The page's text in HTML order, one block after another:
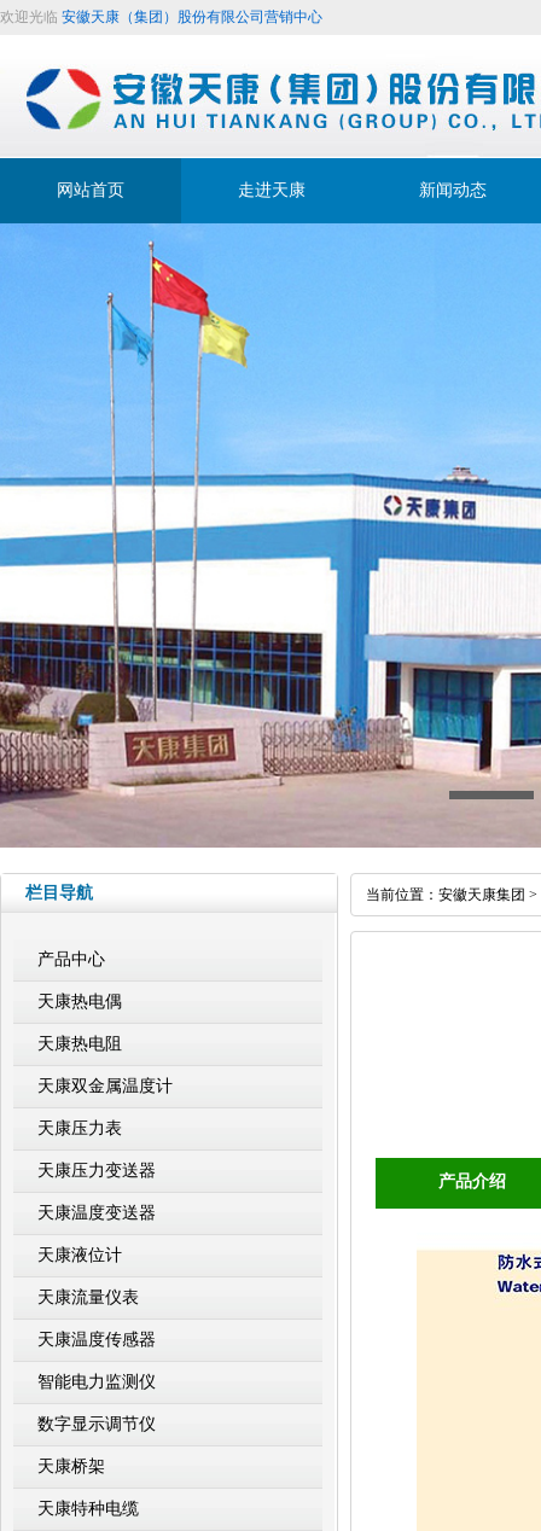
欢迎光临 安徽天康（集团）股份有限公司营销中心
网站首页 走进天康 新闻动态
栏目导航
产品中心
天康热电偶
天康热电阻
天康双金属温度计
天康压力表
天康压力变送器
天康温度变送器
天康液位计
天康流量仪表
天康温度传感器
智能电力监测仪
数字显示调节仪
天康桥架
天康特种电缆
当前位置： 安徽天康集团 >
产品介绍